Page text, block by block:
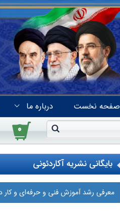
صفحه نخست درباره ما
۰
بایگانی نشریه آکاردئونی
معرفی رشد آموزش فنی و حرفه‌ای و کار